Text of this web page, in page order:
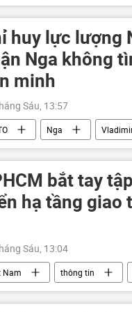
Cộng sản Việt Nam
Lê
giao Việt Nam
Matviyenko
Lavrov
Bộ Ngoại giao
huy lực lượng
Nga không
minh
Sáu, 13:57
Nga
Baltic
phương Tây
bắt tay
hạ tầng giao
Sáu, 13:04
Nam thông tin
phố Hồ Chí Minh